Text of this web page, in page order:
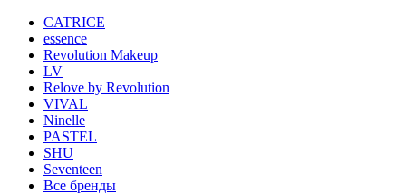
CATRICE
essence
Revolution Makeup
LV
Relove by Revolution
VIVAL
Ninelle
PASTEL
SHU
Seventeen
Все бренды